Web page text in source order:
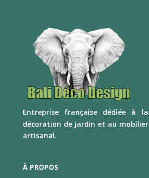
Entreprise française dédiée à la
décoration de jardin et au mobilier
artisanal.
À PROPOS